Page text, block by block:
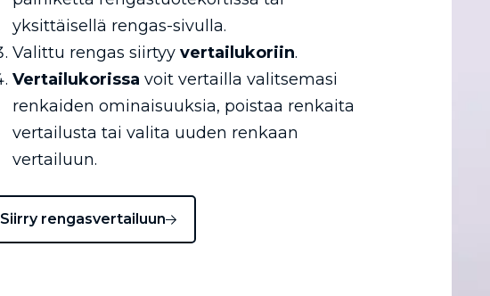
yksittäisellä rengas-sivulla.
Valittu rengas siirtyy vertailukoriin.
Vertailukorissa voit vertailla valitsemasi
renkaiden ominaisuuksia, poistaa renkaita
vertailusta tai valita uuden renkaan
vertailuun.
Siirry rengasvertailuun